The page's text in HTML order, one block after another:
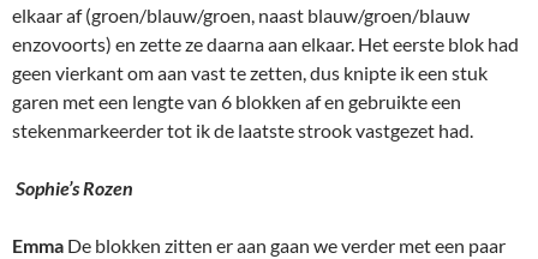
elkaar af (groen/blauw/groen, naast blauw/groen/blauw
enzovoorts) en zette ze daarna aan elkaar. Het eerste blok had
geen vierkant om aan vast te zetten, dus knipte ik een stuk
garen met een lengte van 6 blokken af en gebruikte een
stekenmarkeerder tot ik de laatste strook vastgezet had.
Sophie’s Rozen
Emma De blokken zitten er aan gaan we verder met een paar